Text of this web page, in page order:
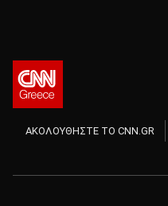
ΑΚΟΛΟΥΘΗΣΤΕ ΤΟ CNN.GR